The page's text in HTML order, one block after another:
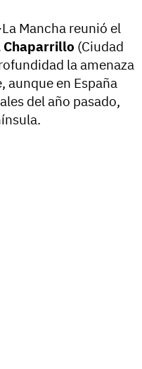
Mancha reunió el
Chaparrillo (Ciudad
la amenaza
aunque en España
del año pasado,